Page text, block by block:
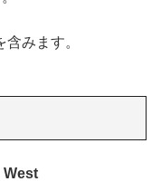
みます。
West